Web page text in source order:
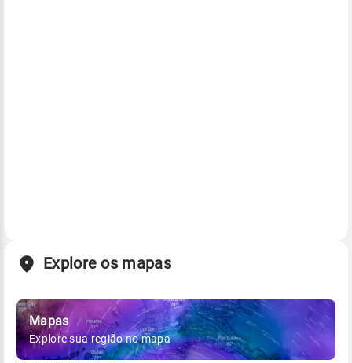
Explore os mapas
Mapas
Explore sua região no mapa